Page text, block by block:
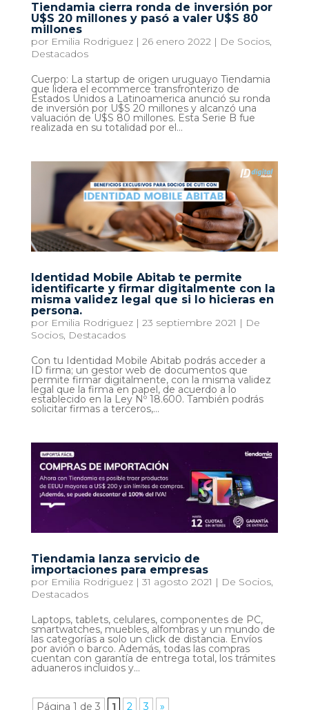
Tiendamia cierra ronda de inversión por
U$S 20 millones y pasó a valer U$S 80
millones
por Emilia Rodriguez| 26 enero 2022| De Socios,
Destacados
Cuerpo: La startup de origen uruguayo Tiendamia
que lidera el ecommerce transfronterizo de
Estados Unidos a Latinoamerica anunció su ronda
de inversión por U$S 20 millones y alcanzó una
valuación de U$S 80 millones. Esta Serie B fue
realizada en su totalidad por el...
Identidad Mobile Abitab te permite
identificarte y firmar digitalmente con la
misma validez legal que si lo hicieras en
persona.
por Emilia Rodriguez| 23 septiembre 2021 | De
Socios, Destacados
Con tu Identidad Mobile Abitab podrás acceder a
ID firma; un gestor web de documentos que
permite firmar digitalmente, con la misma validez
legal que la firma en papel, de acuerdo a lo
establecido en la Ley Nº 18.600. También podrás
solicitar firmas a terceros,...
Tiendamia lanza servicio de
importaciones para empresas
por Emilia Rodriguez| 31 agosto 2021 | De Socios,
Destacados
Laptops, tablets, celulares, componentes de PC,
smartwatches, muebles, alfombras y un mundo de
las categorías a solo un click de distancia. Envíos
por avión o barco. Además, todas las compras
cuentan con garantía de entrega total, los trámites
aduaneros incluidos y...
Página 1 de 3 1 2 3 »